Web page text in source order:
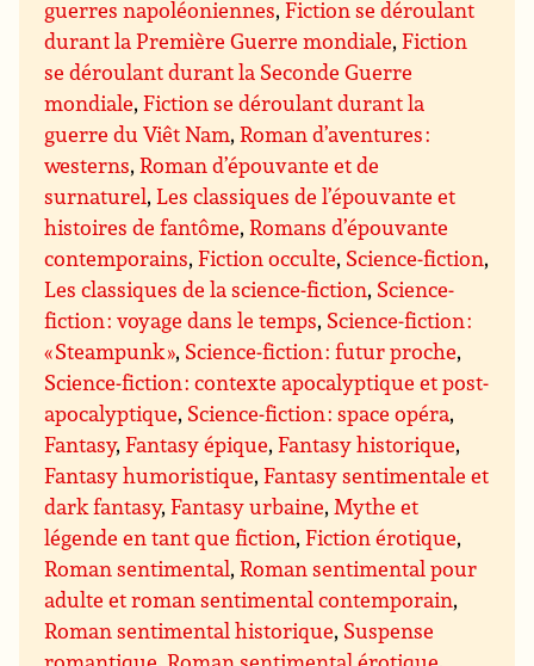
guerres napoléoniennes,Fiction se déroulant
durant la Première Guerre mondiale,Fiction
se déroulant durant la Seconde Guerre
mondiale,Fiction se déroulant durant la
guerre du Viêt Nam,Roman d’aventures :
westerns,Roman d’épouvante et de
surnaturel,Les classiques de l’épouvante et
histoires de fantôme,Romans d’épouvante
contemporains,Fiction occulte, Science-fiction,
Les classiques de la science-fiction, Science-
fiction : voyage dans le temps, Science-fiction :
« Steampunk », Science-fiction : futur proche,
Science-fiction : contexte apocalyptique et post-
apocalyptique, Science-fiction : space opéra,
Fantasy,Fantasy épique,Fantasy historique,
Fantasy humoristique,Fantasy sentimentale et
dark fantasy,Fantasy urbaine,Mythe et
légende en tant que fiction,Fiction érotique,
Roman sentimental,Roman sentimental pour
adulte et roman sentimental contemporain,
Roman sentimental historique, Suspense